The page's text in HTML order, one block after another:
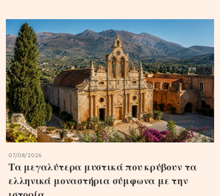
07/08/2026
Τα μεγαλύτερα μυστικά που κρύβουν τα
ελληνικά μοναστήρια σύμφωνα με την